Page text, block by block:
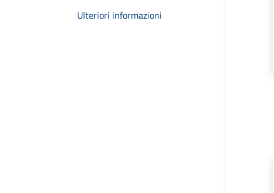
Ulteriori informazioni